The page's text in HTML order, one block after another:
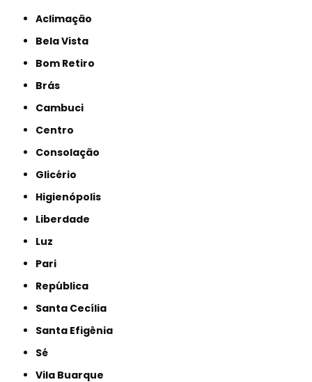
Aclimação
Bela Vista
Bom Retiro
Brás
Cambuci
Centro
Consolação
Glicério
Higienópolis
Liberdade
Luz
Pari
República
Santa Cecília
Santa Efigênia
Sé
Vila Buarque